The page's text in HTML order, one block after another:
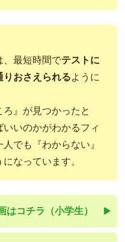
、最短時間でテストに
りおさえられるように
』が見つかったと
いのかがわかるフィ
でも『わからない』
なっています。
はコチラ（小学生）